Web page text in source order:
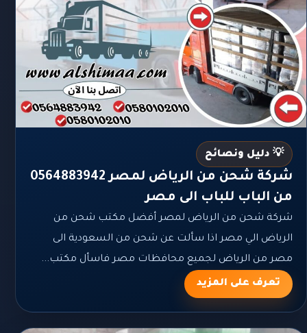
💡 دليل ونصائح
شركة شحن من الرياض لمصر 0564883942
من الباب للباب الى مصر
شركة شحن من الرياض لمصر أفضل مكتب شحن من
الرياض الي مصر اذا سألت عن شحن من السعودية الى
مصر من الرياض لجميع محافظات مصر فاسأل مكتب...
تعرف على المزيد